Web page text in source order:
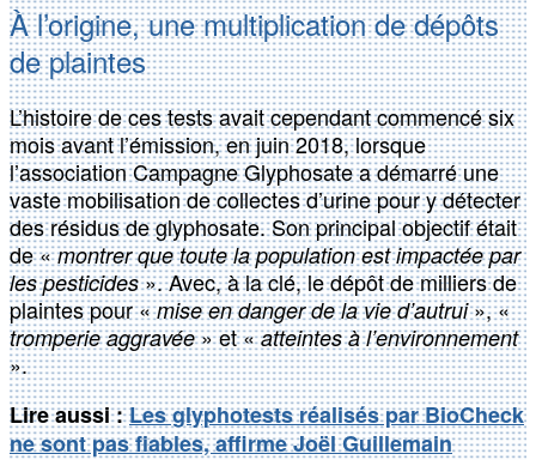
À l’origine, une multiplication de dépôts
de plaintes
L’histoire de ces tests avait cependant commencé six
mois avant l’émission, en juin 2018, lorsque
l’association Campagne Glyphosate a démarré une
vaste mobilisation de collectes d’urine pour y détecter
des résidus de glyphosate. Son principal objectif était
de «montrer que toute la population est impactée par
les pesticides». Avec, à la clé, le dépôt de milliers de
plaintes pour «mise en danger de la vie d’autrui», «
tromperie aggravée» et «atteintes à l’environnement
».
Lire aussi :Les glyphotests réalisés par BioCheck
ne sont pas fiables, affirme Joël Guillemain